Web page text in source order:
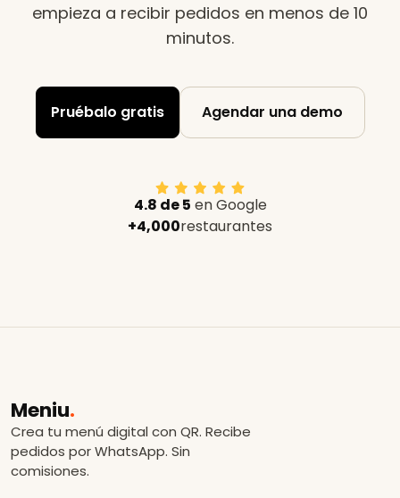
empieza a recibir pedidos en menos de 10
minutos.
Pruébalo gratis Agendar una demo
4.8 de 5 en Google
+4,000restaurantes
Meniu.
Crea tu menú digital con QR. Recibe
pedidos por WhatsApp. Sin
comisiones.